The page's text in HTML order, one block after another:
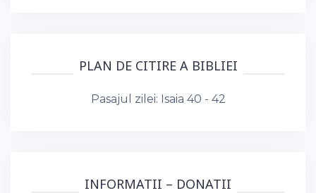
PLAN DE CITIRE A BIBLIEI
Pasajul zilei: Isaia 40 - 42
INFORMATII – DONATII